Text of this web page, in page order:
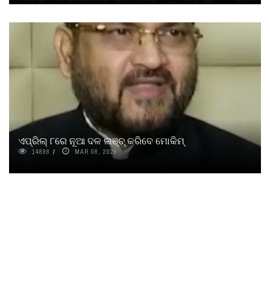
ଏପ୍ରିଲ୍‌ ୮ରେ ନୂଆ ଦଳ ଲଞ୍ଚ୍‌ କରିବେ ମୋକିମ୍‌
14898 MAR 08, 2026